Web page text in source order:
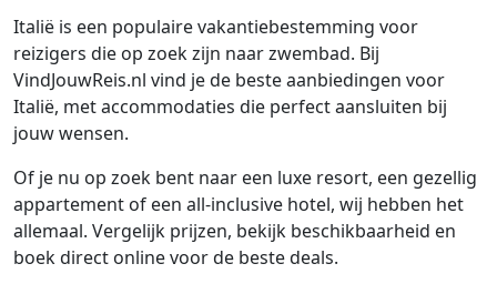
Italië is een populaire vakantiebestemming voor
reizigers die op zoek zijn naar zwembad. Bij
VindJouwReis.nl vind je de beste aanbiedingen voor
Italië, met accommodaties die perfect aansluiten bij
jouw wensen.
Of je nu op zoek bent naar een luxe resort, een gezellig
appartement of een all-inclusive hotel, wij hebben het
allemaal. Vergelijk prijzen, bekijk beschikbaarheid en
boek direct online voor de beste deals.